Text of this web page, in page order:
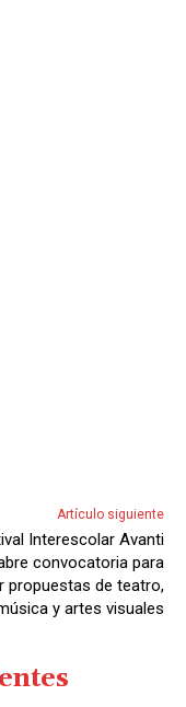
Artículo siguiente
Interescolar Avanti
convocatoria para
propuestas de teatro,
y artes visuales